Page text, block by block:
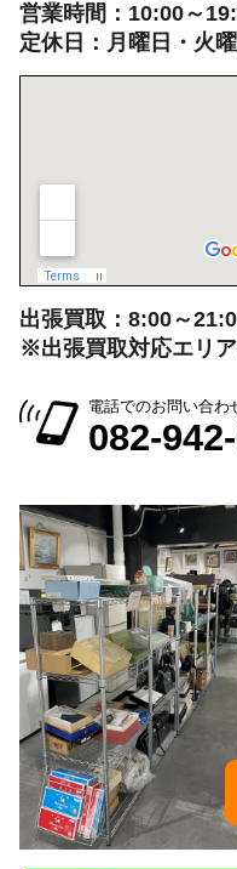
営業時間：10:00～
定休日：月曜日・火曜
出張買取：8:00～
※出張買取対応エリ
電話でのお問い合わ
082-